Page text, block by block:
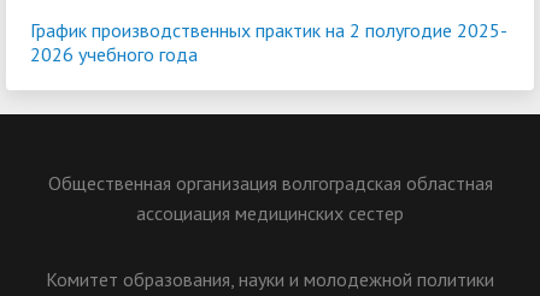
График производственных практик на 2 полугодие 2025-
2026 учебного года
Общественная организация волгоградская областная
ассоциация медицинских сестер
Комитет образования, науки и молодежной политики